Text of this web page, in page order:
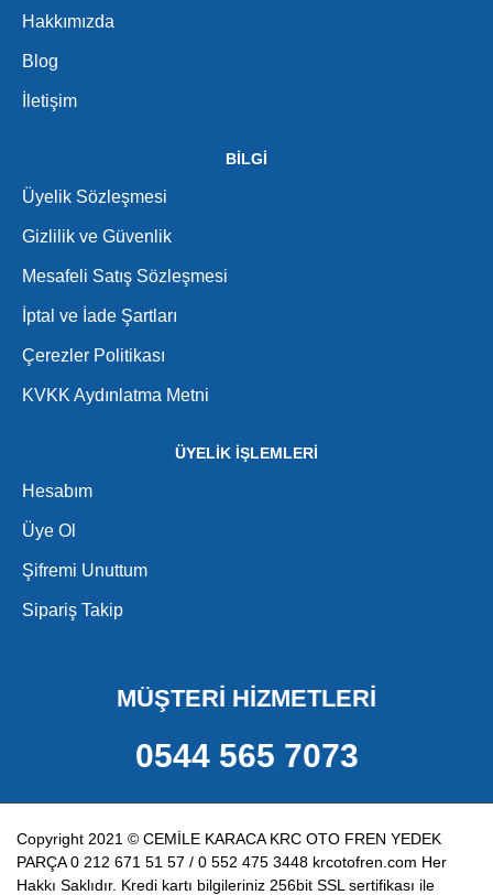
Hakkımızda
Blog
İletişim
BİLGİ
Üyelik Sözleşmesi
Gizlilik ve Güvenlik
Mesafeli Satış Sözleşmesi
İptal ve İade Şartları
Çerezler Politikası
KVKK Aydınlatma Metni
ÜYELİK İŞLEMLERİ
Hesabım
Üye Ol
Şifremi Unuttum
Sipariş Takip
MÜŞTERİ HİZMETLERİ
0544 565 7073
Copyright 2021 © CEMİLE KARACA KRC OTO FREN YEDEK
PARÇA 0 212 671 51 57 / 0 552 475 3448 krcotofren.com Her
Hakkı Saklıdır. Kredi kartı bilgileriniz 256bit SSL sertifikası ile